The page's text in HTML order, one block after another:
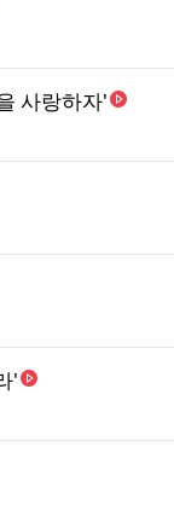
사랑하자'
'